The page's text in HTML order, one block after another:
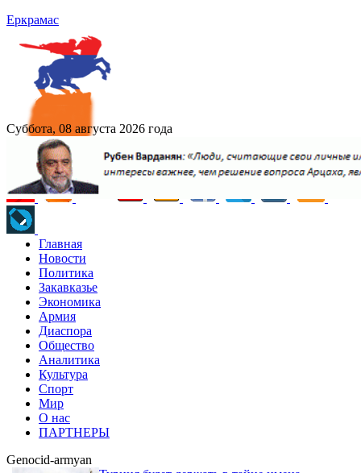
Еркрамас
Суббота, 08 августа 2026 года
Главная
Новости
Политика
Закавказье
Экономика
Армия
Диаспора
Общество
Аналитика
Культура
Спорт
Мир
О нас
ПАРТНЕРЫ
Genocid-armyan